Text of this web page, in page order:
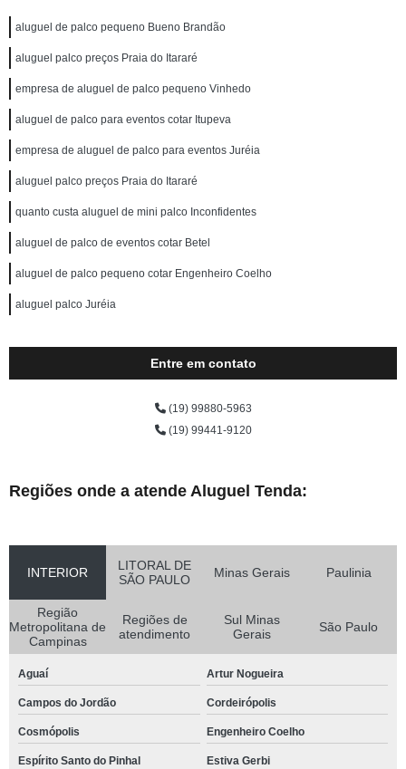
aluguel de palco pequeno Bueno Brandão
aluguel palco preços Praia do Itararé
empresa de aluguel de palco pequeno Vinhedo
aluguel de palco para eventos cotar Itupeva
empresa de aluguel de palco para eventos Juréia
aluguel palco preços Praia do Itararé
quanto custa aluguel de mini palco Inconfidentes
aluguel de palco de eventos cotar Betel
aluguel de palco pequeno cotar Engenheiro Coelho
aluguel palco Juréia
Entre em contato
(19) 99880-5963
(19) 99441-9120
Regiões onde a atende Aluguel Tenda:
INTERIOR
LITORAL DE
SÃO PAULO
Minas Gerais Paulinia
Região
Metropolitana de
Campinas
Regiões de
atendimento
Sul Minas
Gerais
São Paulo
Aguaí Artur Nogueira
Campos do Jordão Cordeirópolis
Cosmópolis Engenheiro Coelho
Espírito Santo do Pinhal Estiva Gerbi